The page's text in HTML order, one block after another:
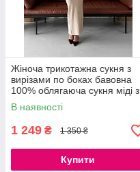
Жіноча трикотажна сукня з
вирізами по боках бавовна
100% облягаюча сукня міді з
розрізом, 42–46
В наявності
1 249 ₴ 1 350 ₴
Купити